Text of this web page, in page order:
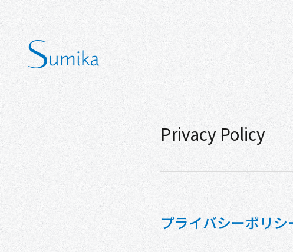
Privacy Policy
プライバシーポリシ